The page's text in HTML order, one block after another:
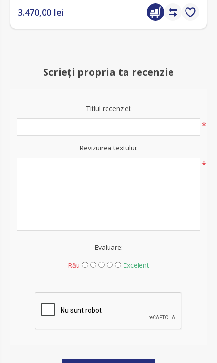
3.470,00 lei
Scrieți propria ta recenzie
Titlul recenziei:
*
Revizuirea textului:
*
Evaluare:
Rău
Excelent